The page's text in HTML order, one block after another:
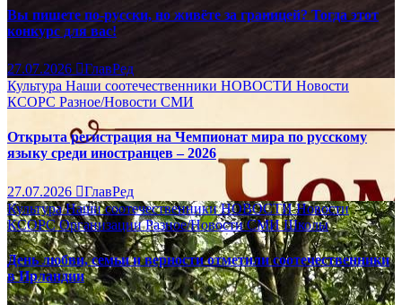
Вы пишете по-русски, но живёте за границей? Тогда этот
конкурс для вас!
27.07.2026
ГлавРед
Культура Наши соотечественники НОВОСТИ Новости
КСОРС Разное/Новости СМИ
Открыта регистрация на Чемпионат мира по русскому
языку среди иностранцев – 2026
27.07.2026
ГлавРед
КультураНаши соотечественникиНОВОСТИНовости
КСОРСОрганизацииРазное/НовостиСМИШколы
День любви, семьи и верности отметили соотечественники
в Ирландии